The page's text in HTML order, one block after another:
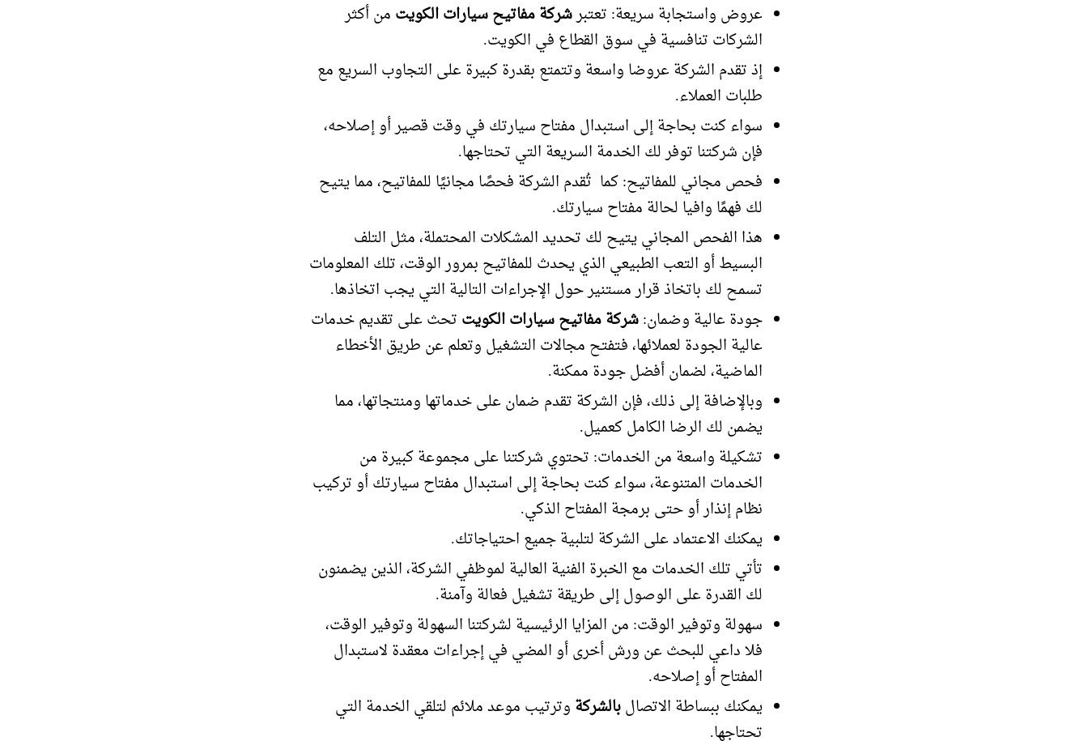
عروض واستجابة سريعة: تعتبرشركة مفاتيح سيارات الكويت من أكثر
الشركات تنافسية في سوق القطاع في الكويت.
إذ تقدم الشركة عروضا واسعة وتتمتع بقدرة كبيرة على التجاوب السريع مع
طلبات العملاء.
سواء كنت بحاجة إلى استبدال مفتاح سيارتك في وقت قصير أو إصلاحه،
فإن شركتنا توفر لك الخدمة السريعة التي تحتاجها.
فحص مجاني للمفاتيح: كما تُقدم الشركة فحصًا مجانيًا للمفاتيح، مما يتيح
لك فهمًا وافيا لحالة مفتاح سيارتك.
هذا الفحص المجاني يتيح لك تحديد المشكلات المحتملة، مثل التلف
البسيط أو التعب الطبيعي الذي يحدث للمفاتيح بمرور الوقت، تلك المعلومات
تسمح لك باتخاذ قرار مستنير حول الإجراءات التالية التي يجب اتخاذها.
جودة عالية وضمان:شركة مفاتيح سيارات الكويت تحث على تقديم خدمات
عالية الجودة لعملائها، فتفتح مجالات التشغيل وتعلم عن طريق الأخطاء
الماضية، لضمان أفضل جودة ممكنة.
وبالإضافة إلى ذلك، فإن الشركة تقدم ضمان على خدماتها ومنتجاتها، مما
يضمن لك الرضا الكامل كعميل.
تشكيلة واسعة من الخدمات: تحتوي شركتنا على مجموعة كبيرة من
الخدمات المتنوعة، سواء كنت بحاجة إلى استبدال مفتاح سيارتك أو تركيب
نظام إنذار أو حتى برمجة المفتاح الذكي.
يمكنك الاعتماد على الشركة لتلبية جميع احتياجاتك.
تأتي تلك الخدمات مع الخبرة الفنية العالية لموظفي الشركة، الذين يضمنون
لك القدرة على الوصول إلى طريقة تشغيل فعالة وآمنة.
سهولة وتوفير الوقت: من المزايا الرئيسية لشركتنا السهولة وتوفير الوقت،
فلا داعي للبحث عن ورش أخرى أو المضي في إجراءات معقدة لاستبدال
المفتاح أو إصلاحه.
يمكنك ببساطة الاتصالبالشركة وترتيب موعد ملائم لتلقي الخدمة التي
تحتاجها.